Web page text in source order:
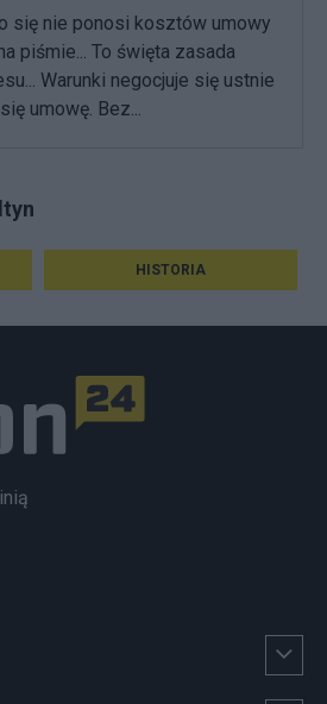
się nie ponosi kosztów umowy
piśmie... To święta zasada
Warunki negocjuje się ustnie
umowę. Bez...
HISTORIA